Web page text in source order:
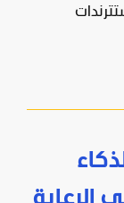
ترندات
الرعاية